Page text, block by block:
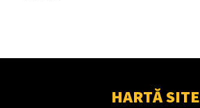
HARTĂ SITE